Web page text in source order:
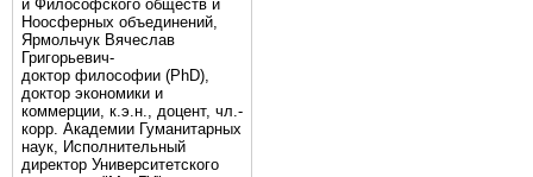
и Философского обществ и
Ноосферных объединений,
Ярмольчук Вячеслав
Григорьевич-
доктор философии (PhD),
доктор экономики и
коммерции, к.э.н., доцент, чл.-
корр. Академии Гуманитарных
наук, Исполнительный
директор Университетского